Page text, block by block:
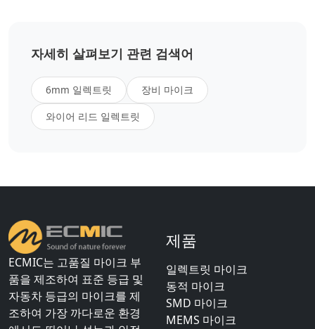
자세히 살펴보기 관련 검색어
6mm 일렉트릿
장비 마이크
와이어 리드 일렉트릿
ECMIC는 고품질 마이크 부
품을 제조하여 표준 등급 및
자동차 등급의 마이크를 제
조하여 가장 까다로운 환경
제품
일렉트릿 마이크
동적 마이크
SMD 마이크
MEMS 마이크